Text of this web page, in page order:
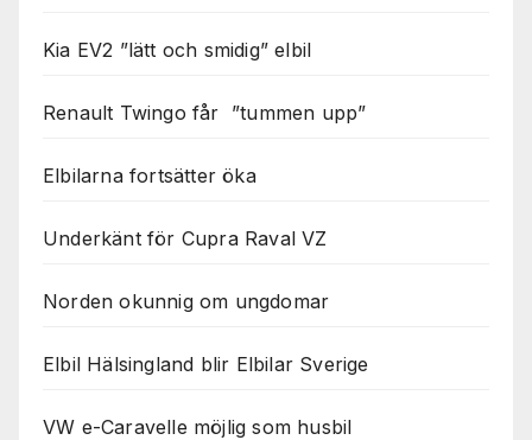
Kia EV2 ”lätt och smidig” elbil
Renault Twingo får ”tummen upp”
Elbilarna fortsätter öka
Underkänt för Cupra Raval VZ
Norden okunnig om ungdomar
Elbil Hälsingland blir Elbilar Sverige
VW e-Caravelle möjlig som husbil